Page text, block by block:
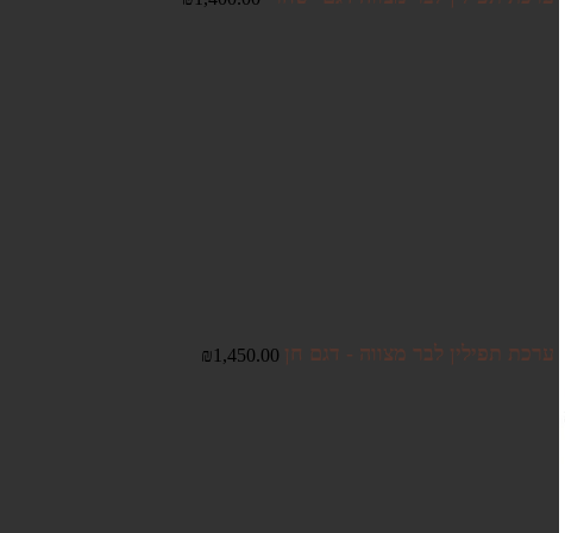
ערכת תפילין לבר מצווה - דגם חן ₪1,450.00